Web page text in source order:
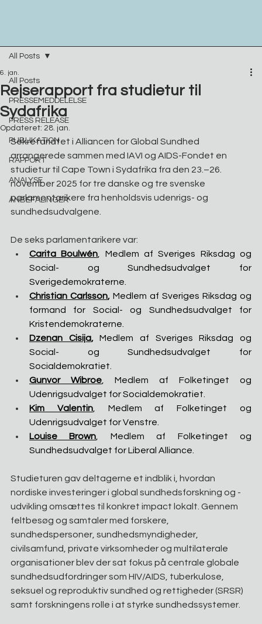
All Posts
PRESSEMEDDELELSE
PRESS RELEASE
PUBLIKATION
RAPPORT
ANALYSE
ANBEFALINGER
All Posts
Rejserapport fra studietur til
Sydafrika
6. jan.
Opdateret: 28. jan.
Sekretariatet i Alliancen for Global Sundhed
arrangerede sammen med IAVI og AIDS-Fondet en
studietur til Cape Town i Sydafrika fra den 23.–26.
november 2025 for tre danske og tre svenske
parlamentarikere fra henholdsvis udenrigs- og
sundhedsudvalgene.
De seks parlamentarikere var:
Carita Boulwén , Medlem af Sveriges Riksdag og
Social- og Sundhedsudvalget for
Sverigedemokraterne.
Christian Carlsson, Medlem af Sveriges Riksdag og
formand for Social- og Sundhedsudvalget for
Kristendemokraterne.
Dzenan Cisija, Medlem af Sveriges Riksdag og
Social- og Sundhedsudvalget for
Socialdemokratiet.
Gunvor Wibroe , Medlem af Folketinget og
Udenrigsudvalget for Socialdemokratiet.
Kim Valentin, Medlem af Folketinget og
Udenrigsudvalget for Venstre.
Louise Brown , Medlem af Folketinget og
Sundhedsudvalget for Liberal Alliance.
Studieturen gav deltagerne et indblik i, hvordan
nordiske investeringer i global sundhedsforskning og -
udvikling omsættes til konkret impact lokalt. Gennem
feltbesøg og samtaler med forskere,
sundhedspersoner, sundhedsmyndigheder,
civilsamfund, private virksomheder og multilaterale
organisationer blev der sat fokus på centrale globale
sundhedsudfordringer som HIV/AIDS, tuberkulose,
seksuel og reproduktiv sundhed og rettigheder (SRSR)
samt forskningens rolle i at styrke sundhedssystemer.